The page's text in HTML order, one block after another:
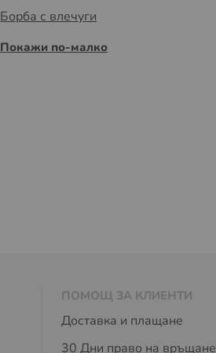
Борба с влечуги
Покажи по-малко
ПОМОЩ ЗА КЛИЕНТИ
Доставка и плащане
30 Дни право на връщане